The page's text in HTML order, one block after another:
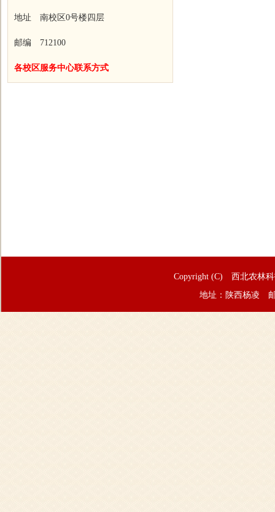
地址 南校区0号楼四层
邮编 712100
各校区服务中心联系方式
Copyright (C) 西北农林
地址：陕西杨凌